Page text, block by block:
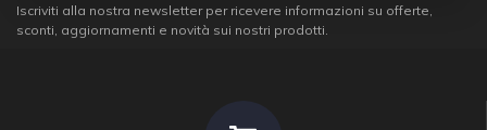
Iscriviti alla nostra newsletter per ricevere informazioni su offerte,
sconti, aggiornamenti e novità sui nostri prodotti.